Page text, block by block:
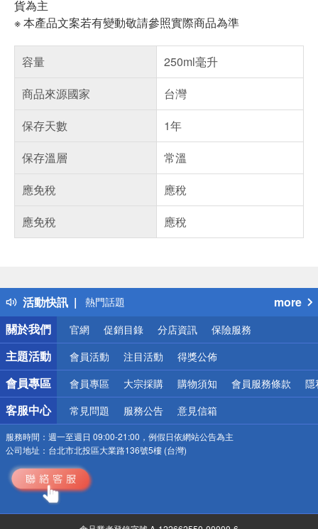
貨為主
※ 本產品文案若有變動敬請參照實際商品為準
容量
250ml毫升
商品來源國家
台灣
保存天數
1年
保存溫層
常溫
應免稅
應稅
應免稅
應稅
活動快訊
得獎公告
熱門話題
銀行優惠
偏遠地區配送
詐騙網頁！請小心！
more
關於我們
官網 促銷目錄 分店資訊 保險服務
主題活動 會員活動 注目活動 得獎公佈
會員專區 會員專區 大宗採購 購物須知 會員服務條款 隱
客服中心 常見問題 服務公告 意見信箱
服務時間： 週一至週日 09:00-21:00，例假日依網站公告為主
公司地址： 台北市北投區大業路136號5樓 (台灣)